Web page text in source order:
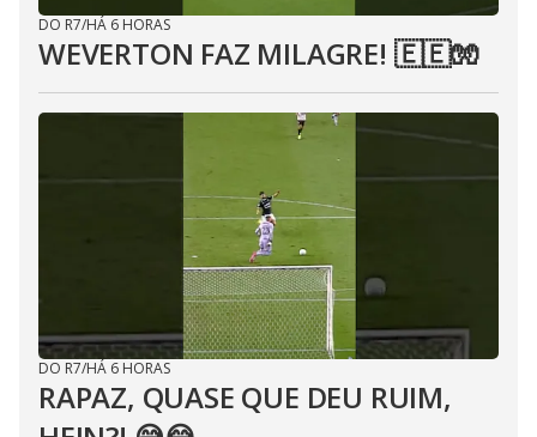
DO R7/HÁ 6 HORAS
WEVERTON FAZ MILAGRE! 🇪🇪🧤
DO R7/HÁ 6 HORAS
RAPAZ, QUASE QUE DEU RUIM,